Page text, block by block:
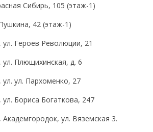
Сибирь, 105 (этаж-1)
42 (этаж-1)
ул. Героев Революции, 21
ул. Плющихинская, д. 6
ул. ул. Пархоменко, 27
ул. Бориса Богаткова, 247
Академгородок, ул. Вяземская 3.